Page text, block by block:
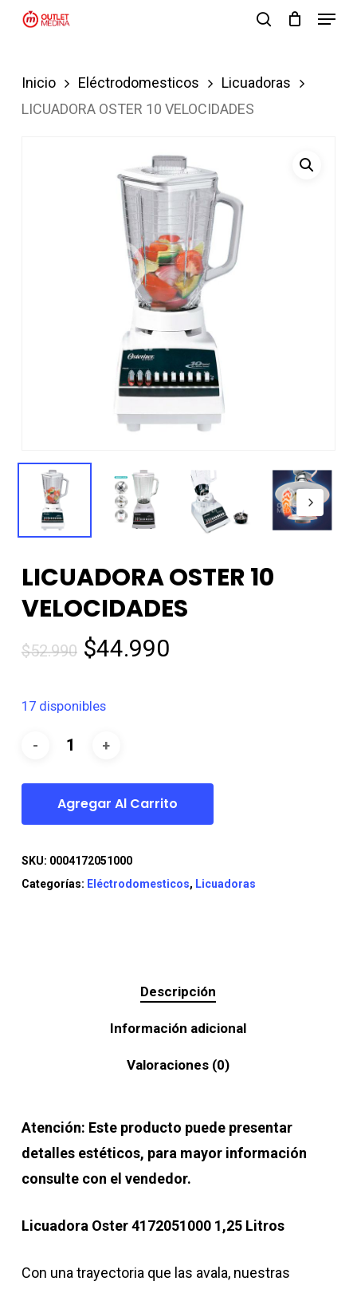
Skip
content
Menu
Inicio Eléctrodomesticos
Licuadoras
LICUADORA OSTER 10 VELOCIDADES
LICUADORA OSTER 10
VELOCIDADES
$52.990 El
original
era:
$52.990.
$44.990El
17 disponibles
Agregar Al Carrito
SKU: 0004172051000
Categorías: Eléctrodomesticos, Licuadoras
Descripción
Información adicional
Valoraciones (0)
Atención: Este producto puede presentar
detalles estéticos, para mayor información
consulte con el vendedor.
Licuadora Oster 4172051000 1,25 Litros
Con una trayectoria que las avala, nuestras